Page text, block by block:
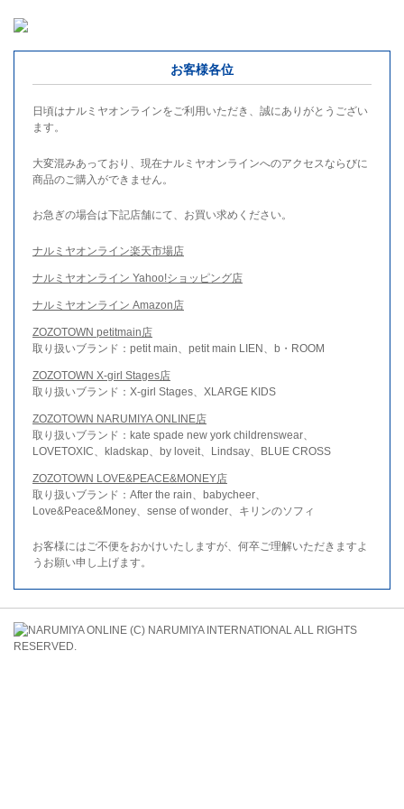
お客様各位
日頃はナルミヤオンラインをご利用いただき、誠にありがとうござい
ます。
大変混みあっており、現在ナルミヤオンラインへのアクセスならびに
商品のご購入ができません。
お急ぎの場合は下記店舗にて、お買い求めください。
ナルミヤオンライン楽天市場店
ナルミヤオンライン Yahoo!ショッピング店
ナルミヤオンライン Amazon店
ZOZOTOWN petitmain店
取り扱いブランド：petit main、petit main LIEN、b・ROOM
ZOZOTOWN X-girl Stages店
取り扱いブランド：X-girl Stages、XLARGE KIDS
ZOZOTOWN NARUMIYA ONLINE店
取り扱いブランド：kate spade new york childrenswear、
LOVETOXIC、kladskap、by loveit、Lindsay、BLUE CROSS
ZOZOTOWN LOVE&PEACE&MONEY店
取り扱いブランド：After the rain、babycheer、
Love&Peace&Money、sense of wonder、キリンのソフィ
お客様にはご不便をおかけいたしますが、何卒ご理解いただきますよ
うお願い申し上げます。